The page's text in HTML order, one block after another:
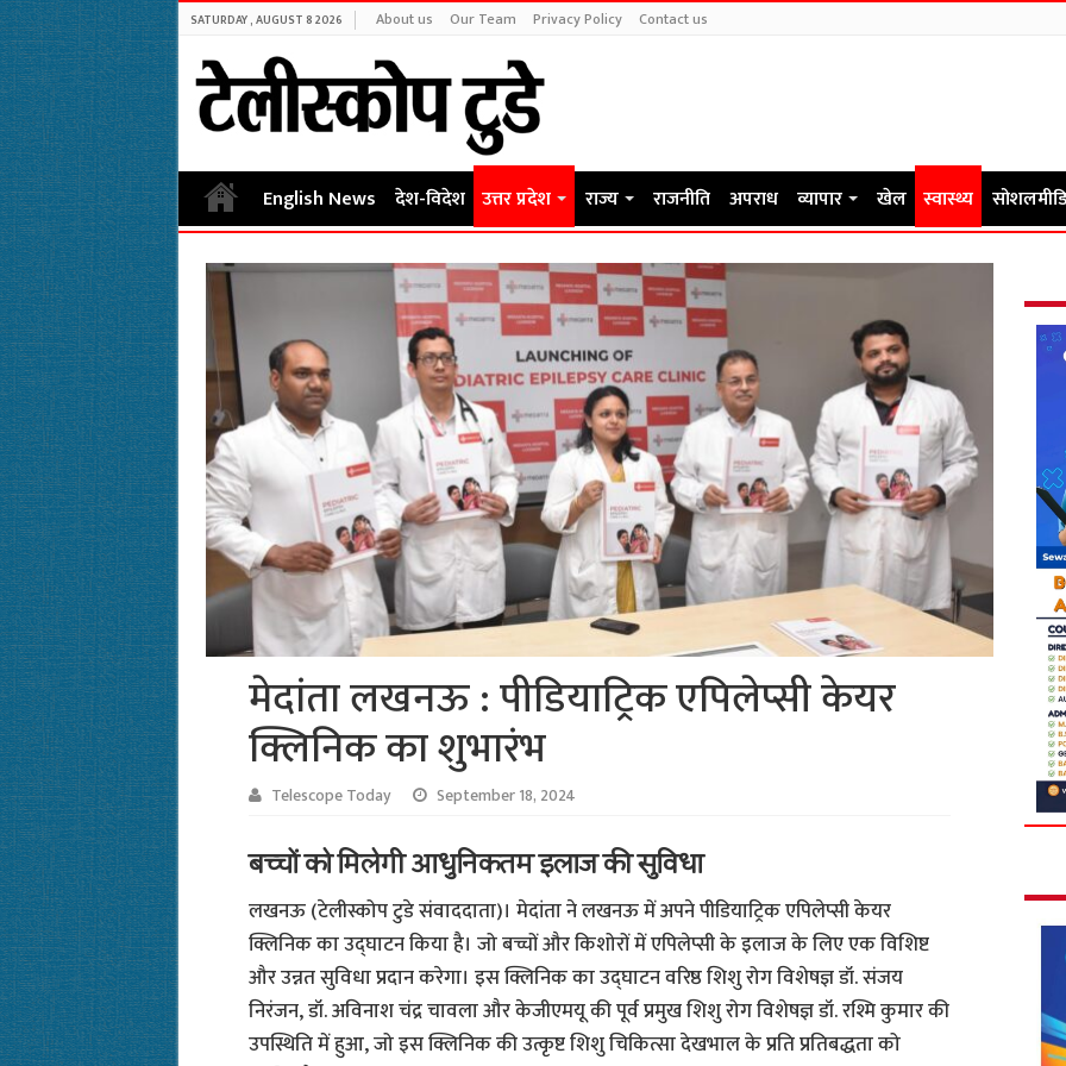
SATURDAY , AUGUST 8 2026 About us Our Team Privacy Policy Contact us
English News देश-विदेश उत्तर प्रदेश राज्य राजनीति अपराध व्यापार खेल स्वास्थ्य
मेदांता लखनऊ : पीडियाट्रिक एपिलेप्सी केयर
क्लिनिक का शुभारंभ
Telescope Today September 18, 2024
बच्चों को मिलेगी आधुनिकतम इलाज की सुविधा
लखनऊ (टेलीस्कोप टुडे संवाददाता)। मेदांता ने लखनऊ में अपने पीडियाट्रिक एपिलेप्सी केयर
क्लिनिक का उद्घाटन किया है। जो बच्चों और किशोरों में एपिलेप्सी के इलाज के लिए एक विशिष्ट
और उन्नत सुविधा प्रदान करेगा। इस क्लिनिक का उद्घाटन वरिष्ठ शिशु रोग विशेषज्ञ डॉ. संजय
निरंजन, डॉ. अविनाश चंद्र चावला और केजीएमयू की पूर्व प्रमुख शिशु रोग विशेषज्ञ डॉ. रश्मि कुमार की
उपस्थिति में हुआ, जो इस क्लिनिक की उत्कृष्ट शिशु चिकित्सा देखभाल के प्रति प्रतिबद्धता को